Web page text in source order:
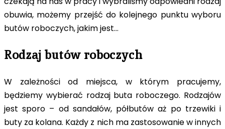
obuwia, możemy przejść do kolejnego punktu wyboru
butów roboczych, jakim jest…
Rodzaj butów roboczych
W zależności od miejsca, w którym pracujemy,
będziemy wybierać rodzaj buta roboczego. Rodzajów
jest sporo – od sandałów, półbutów aż po trzewiki i
buty za kolana. Każdy z nich ma zastosowanie w innych